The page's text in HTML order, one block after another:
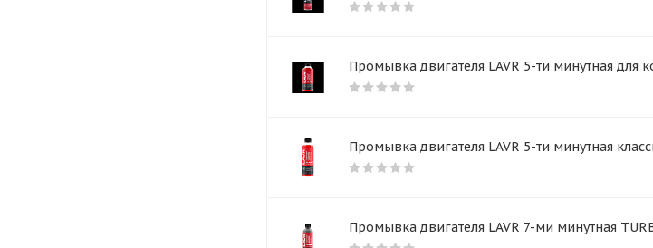
Промывка двигателя LAVR 5-ти минутная для
Промывка двигателя LAVR 5-ти минутная
Промывка двигателя LAVR 7-ми минутная